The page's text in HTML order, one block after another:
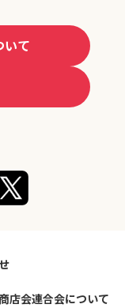
いて
店会連合会について